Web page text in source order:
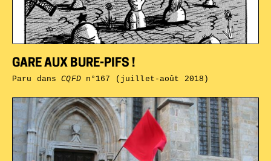
GARE AUX BURE-PIFS !
Paru dansCQFDn°167 (juillet-août 2018)